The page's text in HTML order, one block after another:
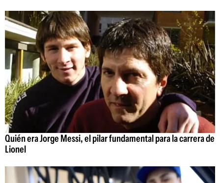
Quién era Jorge Messi, el pilar fundamental para la carrera de
Lionel